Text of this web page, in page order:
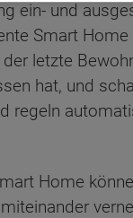
ein- und
Smart Home
der letzte
hat, und
regeln
Home